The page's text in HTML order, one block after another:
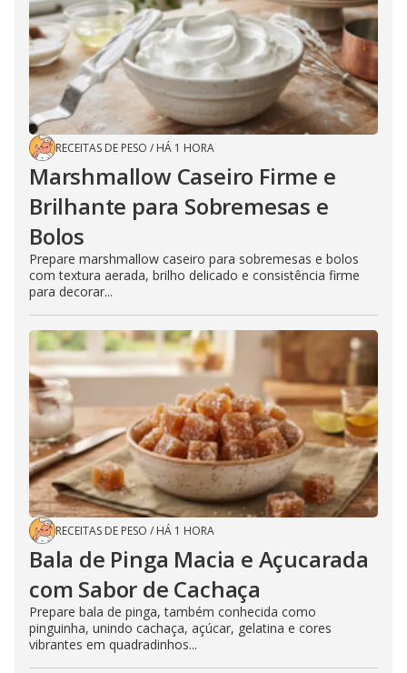
RECEITAS DE PESO / HÁ 1 HORA
Marshmallow Caseiro Firme e
Brilhante para Sobremesas e
Bolos
Prepare marshmallow caseiro para sobremesas e bolos
com textura aerada, brilho delicado e consistência firme
para decorar...
RECEITAS DE PESO / HÁ 1 HORA
Bala de Pinga Macia e Açucarada
com Sabor de Cachaça
Prepare bala de pinga, também conhecida como
pinguinha, unindo cachaça, açúcar, gelatina e cores
vibrantes em quadradinhos...